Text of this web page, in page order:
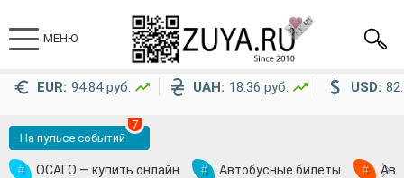
МЕНЮ
EUR: 94.84 руб. UAH: 18.36 руб. USD:
На пульсе событий
7
# ОСАГО — купить онлайн # Автобусные билеты #